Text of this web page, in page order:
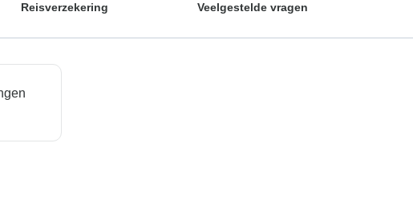
Reisverzekering Veelgestelde vragen